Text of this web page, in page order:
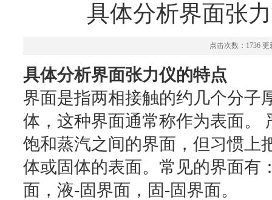
具体分析界面张
点击次数：1736 更
具体分析界面张力仪的特点
界面是指两相接触的约几个分子
体，这种界面通常称作为表面。
饱和蒸汽之间的界面，但习惯上
体或固体的表面。常见的界面有
面，液-固界面，固-固界面。